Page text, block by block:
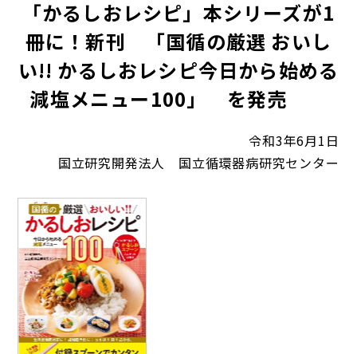
「かるしおレシピ」本シリーズが1
冊に！新刊 「国循の厳選 おいし
い!! かるしおレシピ今日から始める
減塩メニュー100」 を発売
令和3年6月1日
国立研究開発法人 国立循環器病研究センター